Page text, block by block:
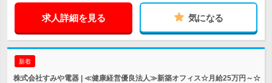
求人詳細を見る 気になる
新着
株式会社すみや電器 | ≪健康経営優良法人≫新築オフィス☆月給25万円～☆